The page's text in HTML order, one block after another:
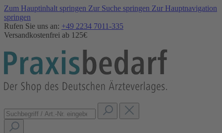
Zum Hauptinhalt springen Zur Suche springen Zur Hauptnavigation
springen
Rufen Sie uns an: +49 2234 7011-335
Versandkostenfrei ab 125€